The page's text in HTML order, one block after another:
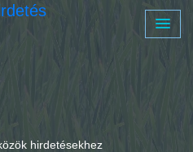
hirdetésekhez